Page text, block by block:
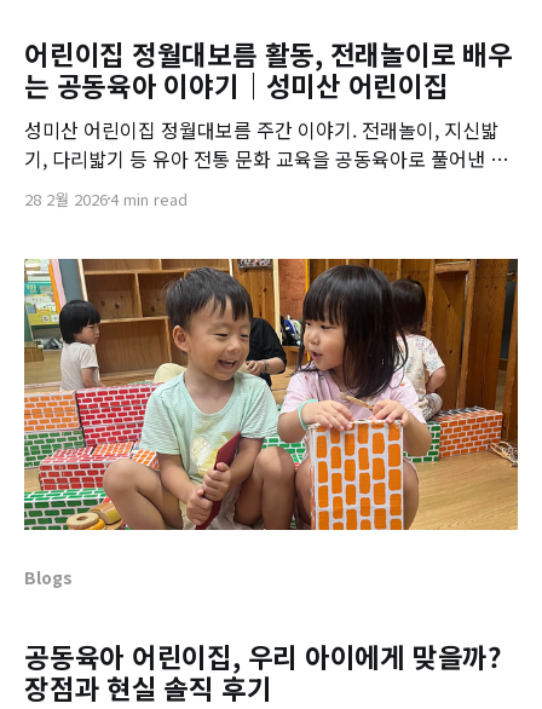
어린이집 정월대보름 활동, 전래놀이로 배우
는 공동육아 이야기｜성미산 어린이집
성미산 어린이집 정월대보름 주간 이야기. 전래놀이, 지신밟
기, 다리밟기 등 유아 전통 문화 교육을 공동육아로 풀어낸 특
별한 기록입니다.
28 2월 20264 min read
Blogs
공동육아 어린이집, 우리 아이에게 맞을까?
장점과 현실 솔직 후기